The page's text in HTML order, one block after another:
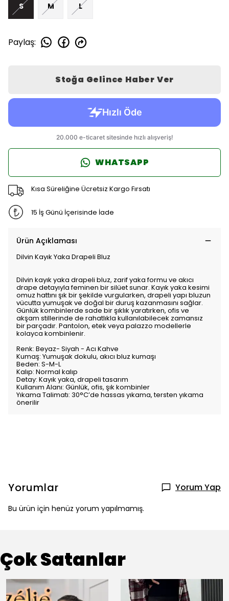
S M L
Paylaş:
Stoğa Gelince Haber Ver
WHATSAPP
Kısa Süreliğine Ücretsiz Kargo Fırsatı
15 İş Günü İçerisinde İade
Ürün Açıklaması
Dilvin Kayık Yaka Drapeli Bluz
Dilvin kayık yaka drapeli bluz, zarif yaka formu ve akıcı
drape detayıyla feminen bir silüet sunar. Kayık yaka kesimi
omuz hattını şık bir şekilde vurgularken, drapeli yapı bluzun
vücutta yumuşak ve doğal bir duruş kazanmasını sağlar.
Günlük kombinlerde sade bir şıklık yaratırken, ofis ve
akşam stillerinde de rahatlıkla kullanılabilecek zamansız
bir parçadır. Pantolon, etek veya palazzo modellerle
kolayca kombinlenir.
Renk: Beyaz- Siyah - Acı Kahve
Kumaş: Yumuşak dokulu, akıcı bluz kumaşı
Beden: S-M-L
Kalıp: Normal kalıp
Detay: Kayık yaka, drapeli tasarım
Kullanım Alanı: Günlük, ofis, şık kombinler
Yıkama Talimatı: 30°C’de hassas yıkama, tersten yıkama
önerilir
Yorumlar Yorum Yap
Bu ürün için henüz yorum yapılmamış.
Çok Satanlar